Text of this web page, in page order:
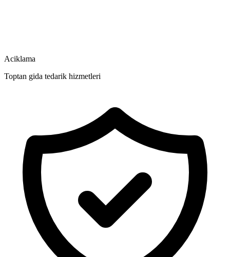
Aciklama
Toptan gida tedarik hizmetleri